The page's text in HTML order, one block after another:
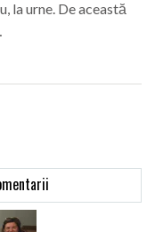
la urne. De această